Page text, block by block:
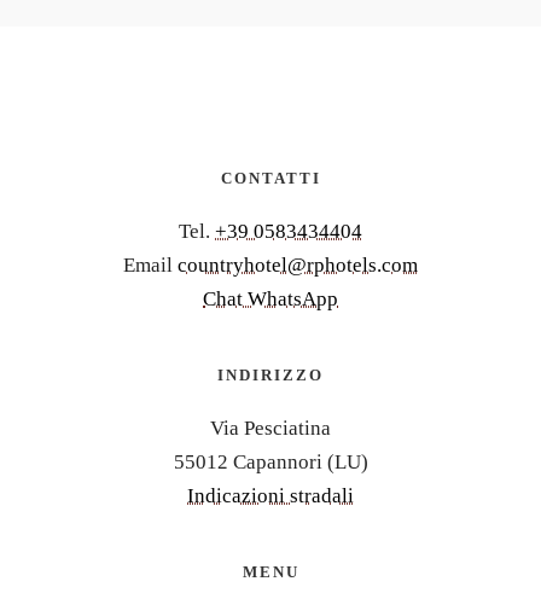
CONTATTI
Tel. +39 0583434404
Email countryhotel@rphotels.com
Chat WhatsApp
INDIRIZZO
Via Pesciatina
55012 Capannori (LU)
Indicazioni stradali
MENU